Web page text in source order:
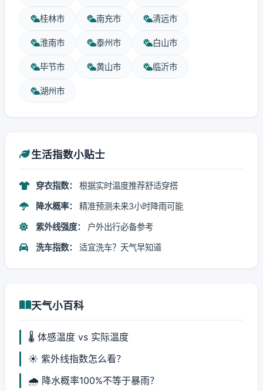
桂林市 南充市 清远市
淮南市 泰州市 白山市
毕节市 黄山市 临沂市
湖州市
生活指数小贴士
穿衣指数： 根据实时温度推荐舒适穿搭
降水概率： 精准预测未来3小时降雨可能
紫外线强度： 户外出行必备参考
洗车指数： 适宜洗车？天气早知道
天气小百科
🌡️ 体感温度 vs 实际温度
☀️ 紫外线指数怎么看？
🌧️ 降水概率100%不等于暴雨？